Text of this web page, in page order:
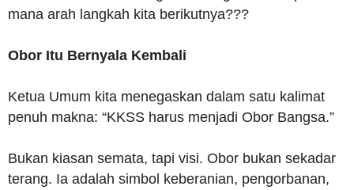
mana arah langkah kita berikutnya???
Obor Itu Bernyala Kembali
Ketua Umum kita menegaskan dalam satu kalimat
penuh makna: “KKSS harus menjadi Obor Bangsa.”
Bukan kiasan semata, tapi visi. Obor bukan sekadar
terang. Ia adalah simbol keberanian, pengorbanan,